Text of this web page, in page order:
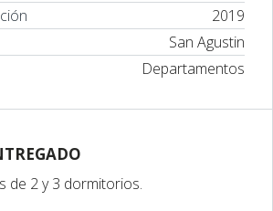
2019
San Agustin
Departamentos
de 2 y 3 dormitorios.